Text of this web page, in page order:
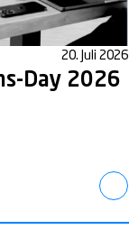
20. Juli 2026
Day 2026